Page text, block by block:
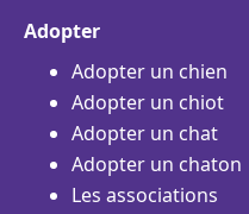
Adopter
Adopter un chien
Adopter un chiot
Adopter un chat
Adopter un chaton
Les associations